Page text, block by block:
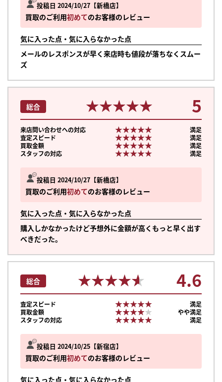
投稿日 2024/10/27 新橋店
買取のご利用初めてのお客様のレビュー
気に入った点・気に入らなかった点
メールのレスポンスが早く来店時も値段が落ちなくスムー
ズ
投稿日 2024/10/27 新橋店
買取のご利用初めてのお客様のレビュー
気に入った点・気に入らなかった点
購入しかなかったけど予想外に金額が高くもっと早く出す
べきだった。
総合 ★★★★★
★★★★★ 5
来店問い合わせへの対応 ★★★★★
★★★★★
満足
査定スピード
★★★★★
★★★★★
満足
買取金額
★★★★★
★★★★★
満足
スタッフの対応
★★★★★
★★★★★ 満足
投稿日 2024/10/25 新宿店
買取のご利用初めてのお客様のレビュー
気に入った点・気に入らなかった点
総合 ★★★★★
★★★★★ 4.6
査定スピード ★★★★★
★★★★★
満足
買取金額
★★★★★
★★★★★
やや満足
スタッフの対応
★★★★★
★★★★★ 満足
まずは
かんたん30秒でお試し査定